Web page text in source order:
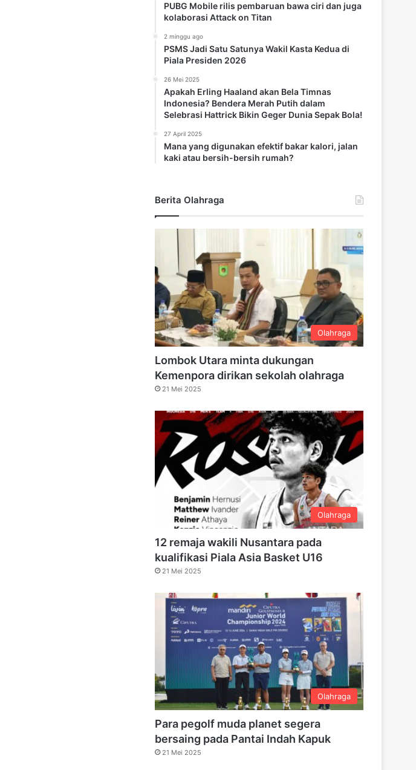
PUBG Mobile rilis pembaruan bawa ciri dan juga
kolaborasi Attack on Titan
2 minggu ago
PSMS Jadi Satu Satunya Wakil Kasta Kedua di
Piala Presiden 2026
26 Mei 2025
Apakah Erling Haaland akan Bela Timnas
Indonesia? Bendera Merah Putih dalam
Selebrasi Hattrick Bikin Geger Dunia Sepak Bola!
27 April 2025
Mana yang digunakan efektif bakar kalori, jalan
kaki atau bersih-bersih rumah?
Berita Olahraga
Olahraga
Lombok Utara minta dukungan
Kemenpora dirikan sekolah olahraga
21 Mei 2025
Olahraga
12 remaja wakili Nusantara pada
kualifikasi Piala Asia Basket U16
21 Mei 2025
Olahraga
Para pegolf muda planet segera
bersaing pada Pantai Indah Kapuk
21 Mei 2025